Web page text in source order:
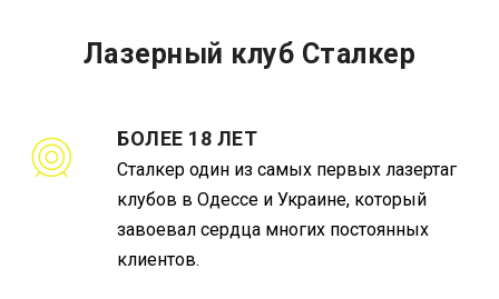
Лазерный клуб Сталкер
БОЛЕЕ 18 ЛЕТ
Сталкер один из самых первых лазертаг
клубов в Одессе и Украине, который
завоевал сердца многих постоянных
клиентов.